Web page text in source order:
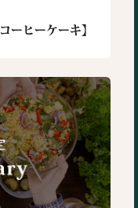
ーヒーケーキ】